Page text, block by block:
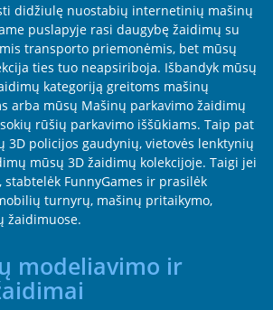
didžiulę nuostabių internetinių mašinų
puslapyje rasi daugybę žaidimų su
transporto priemonėmis, bet mūsų
ties tuo neapsiriboja. Išbandyk mūsų
kategoriją greitoms mašinų
arba mūsų Mašinų parkavimo žaidimų
rūšių parkavimo iššūkiams. Taip pat
policijos gaudynių, vietovės lenktynių
mūsų 3D žaidimų kolekcijoje. Taigi jei
FunnyGames ir prasilėk
turnyrų, mašinų pritaikymo,
žaidimuose.
modeliavimo ir